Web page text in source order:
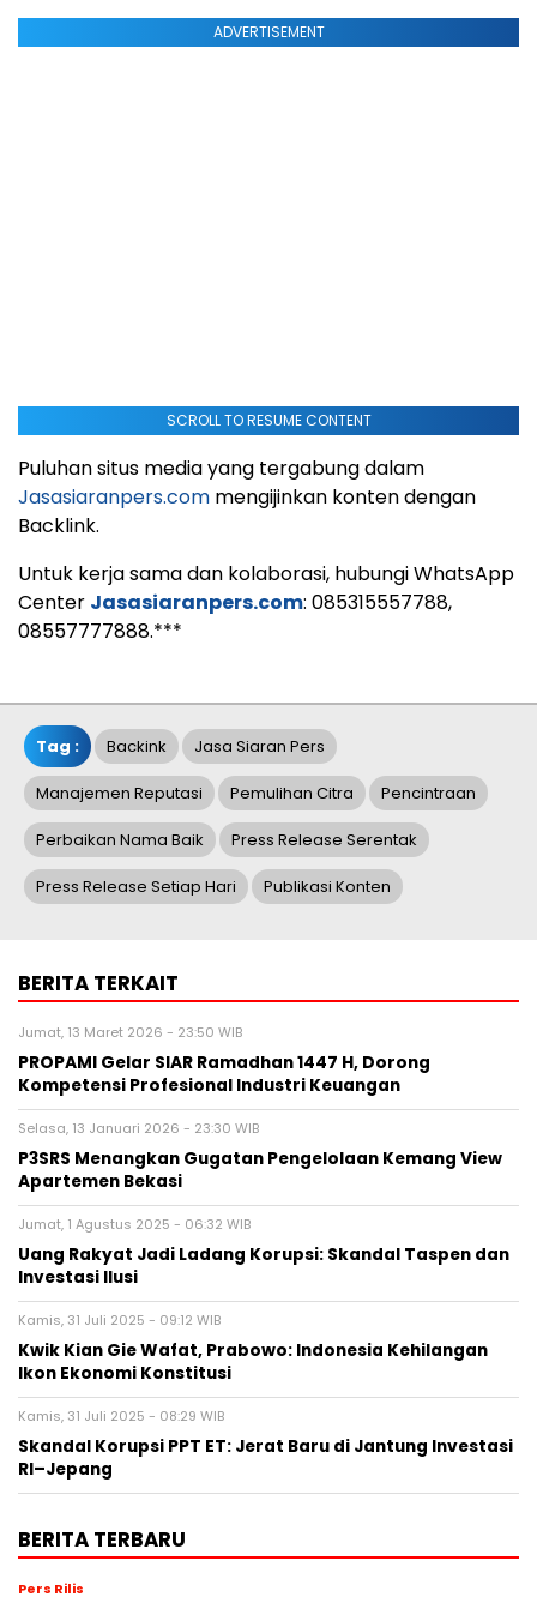
ADVERTISEMENT
SCROLL TO RESUME CONTENT
Puluhan situs media yang tergabung dalam
Jasasiaranpers.com mengijinkan konten dengan
Backlink.
Untuk kerja sama dan kolaborasi, hubungi WhatsApp
Center Jasasiaranpers.com: 085315557788,
08557777888.***
Tag : Backink Jasa Siaran Pers
Manajemen Reputasi Pemulihan Citra Pencintraan
Perbaikan Nama Baik Press Release Serentak
Press Release Setiap Hari Publikasi Konten
BERITA TERKAIT
Jumat, 13 Maret 2026 - 23:50 WIB
PROPAMI Gelar SIAR Ramadhan 1447 H, Dorong
Kompetensi Profesional Industri Keuangan
Selasa, 13 Januari 2026 - 23:30 WIB
P3SRS Menangkan Gugatan Pengelolaan Kemang View
Apartemen Bekasi
Jumat, 1 Agustus 2025 - 06:32 WIB
Uang Rakyat Jadi Ladang Korupsi: Skandal Taspen dan
Investasi Ilusi
Kamis, 31 Juli 2025 - 09:12 WIB
Kwik Kian Gie Wafat, Prabowo: Indonesia Kehilangan
Ikon Ekonomi Konstitusi
Kamis, 31 Juli 2025 - 08:29 WIB
Skandal Korupsi PPT ET: Jerat Baru di Jantung Investasi
RI–Jepang
BERITA TERBARU
Pers Rilis